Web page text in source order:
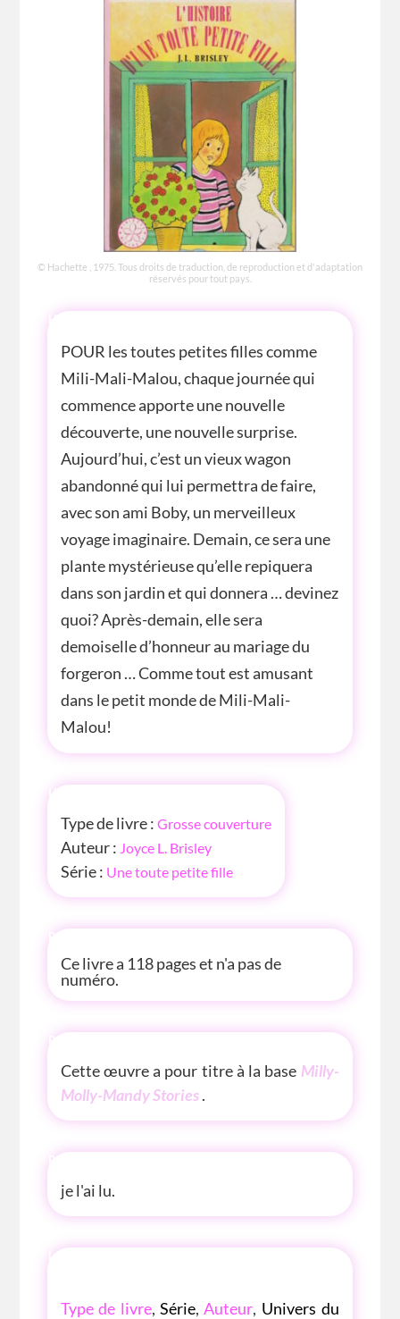
© Hachette , 1975. Tous droits de traduction, de reproduction et d'adaptation
réservés pour tout pays.
HISTOIRE
POUR les toutes petites filles comme
Mili-Mali-Malou, chaque journée qui
commence apporte une nouvelle
découverte, une nouvelle surprise.
Aujourd’hui, c’est un vieux wagon
abandonné qui lui permettra de faire,
avec son ami Boby, un merveilleux
voyage imaginaire. Demain, ce sera une
plante mystérieuse qu’elle repiquera
dans son jardin et qui donnera … devinez
quoi? Après-demain, elle sera
demoiselle d’honneur au mariage du
forgeron … Comme tout est amusant
dans le petit monde de Mili-Mali-
Malou!
INFOS
Type de livre : Grosse couverture
Auteur : Joyce L. Brisley
Série : Une toute petite fille
P'TITE INFOS
Ce livre a 118 pages et n'a pas de
numéro.
P'TITE(S) INFOS SUR LE LIVRE
Cette œuvre a pour titre à la base Milly-
Molly-Mandy Stories.
P'TITE ANECDOTE
je l'ai lu.
LES P'TITES LISTES DES BIBLIOTHÈQUE
Type de livre, Série, Auteur, Univers du